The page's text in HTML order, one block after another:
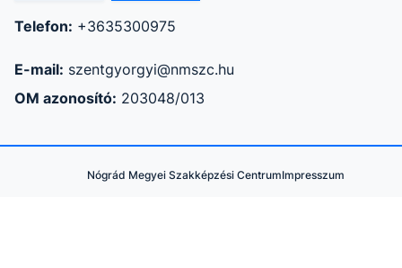
Telefon: +3635300975
E-mail: szentgyorgyi@nmszc.hu
OM azonosító: 203048/013
Nógrád Megyei Szakképzési CentrumImpresszum